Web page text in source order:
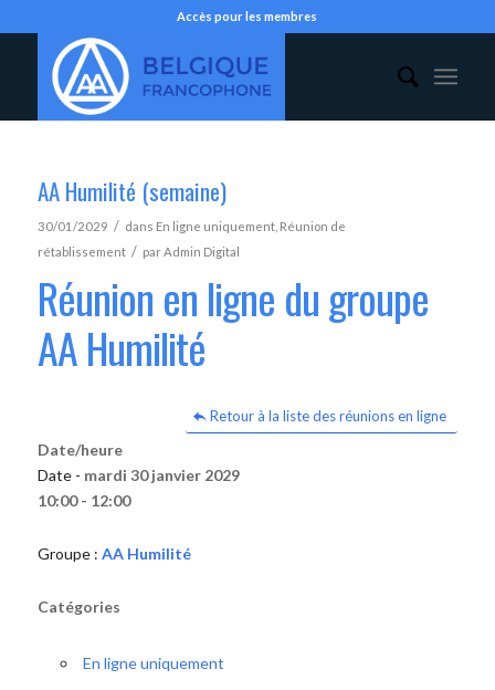
Accès pour les membres
AA Humilité (semaine)
30/01/2029 / dans En ligne uniquement, Réunion de
rétablissement / parAdmin Digital
Réunion en ligne du groupe
AA Humilité
Retour à la liste des réunions en ligne
Date/heure
Date - mardi 30 janvier 2029
10:00 - 12:00
Groupe : AA Humilité
Catégories
En ligne uniquement